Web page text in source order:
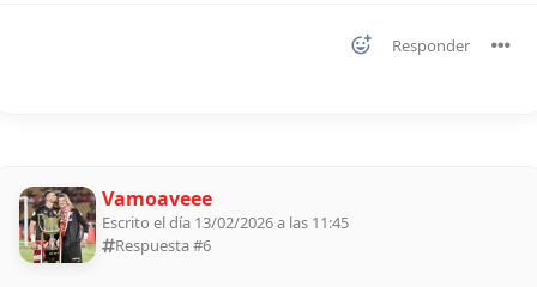
Responder
Vamoaveee
Escrito el día 13/02/2026 a las 11:45
Respuesta #6